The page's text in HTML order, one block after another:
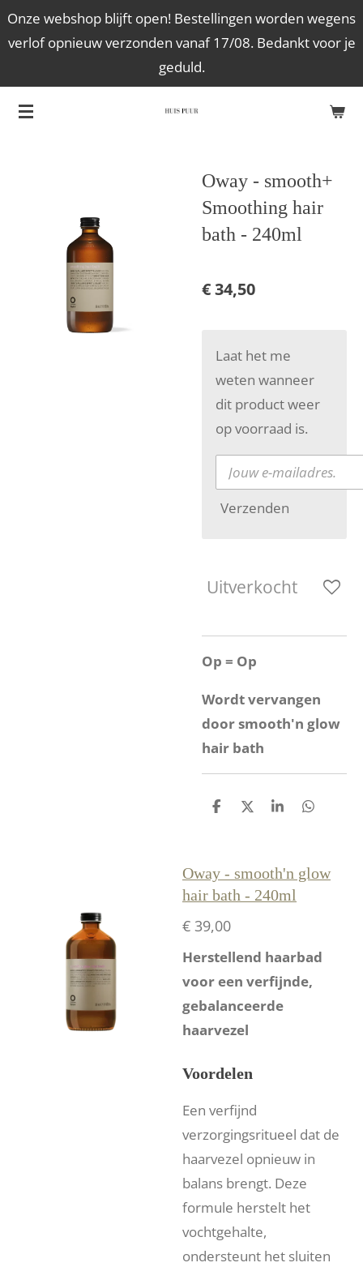
Ga
direct
de
hoofdinhoud
Onze webshop blijft open! Bestellingen worden wegens
verlof opnieuw verzonden vanaf 17/08. Bedankt voor je
geduld.
Oway - smooth+
Smoothing hair
bath - 240ml
€ 34,50
Laat het me
weten wanneer
dit product weer
op voorraad is.
Verzenden
Uitverkocht
Op = Op
Wordt vervangen
door smooth'n glow
hair bath
D
D
S
e
D
n
Oway - smooth'n glow
hair bath - 240ml
€ 39,00
Herstellend haarbad
voor een verfijnde,
gebalanceerde
haarvezel
Voordelen
Een verfijnd
verzorgingsritueel dat de
haarvezel opnieuw in
balans brengt. Deze
formule herstelt het
vochtgehalte,
ondersteunt het sluiten